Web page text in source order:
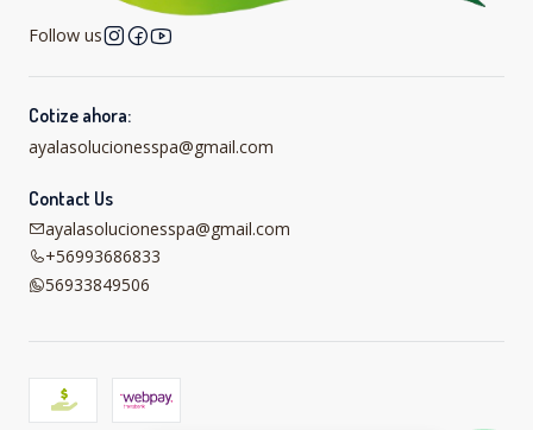
Follow us
Cotize ahora:
ayalasolucionesspa@gmail.com
Contact Us
ayalasolucionesspa@gmail.com
+56993686833
56933849506